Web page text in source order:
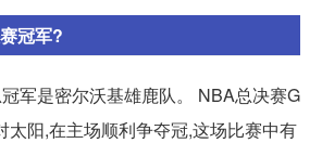
冠军?
军是密尔沃基雄鹿队。 NBA总决赛G
太阳,在主场顺利争夺冠,这场比赛中有